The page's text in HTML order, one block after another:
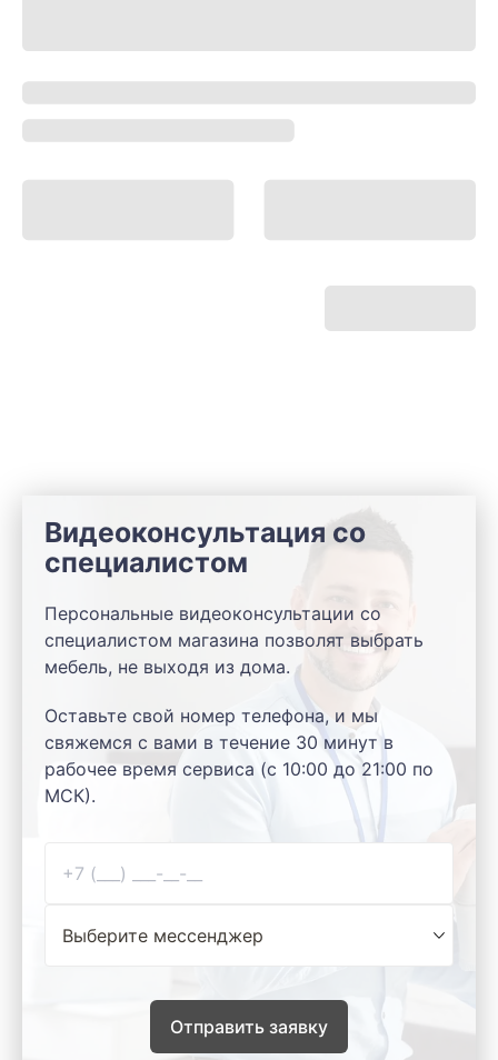
Видеоконсультация со
специалистом
Персональные видеоконсультации со
специалистом магазина позволят выбрать
мебель, не выходя из дома.
Оставьте свой номер телефона, и мы
свяжемся с вами в течение 30 минут в
рабочее время сервиса (с 10:00 до 21:00 по
МСК).
Отправить заявку